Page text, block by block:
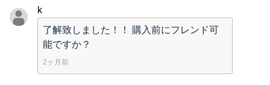
k
了解致しました！！ 購入前にフレンド可
能ですか？
2ヶ月前